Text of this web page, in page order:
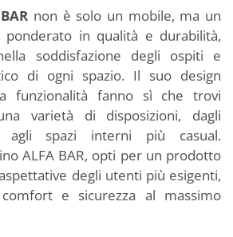
non è solo un mobile, ma un
ponderato in qualità e durabilità,
soddisfazione degli ospiti e
di ogni spazio. Il suo design
funzionalità fanno sì che trovi
varietà di disposizioni, dagli
agli spazi interni più casual.
ALFA BAR, opti per un prodotto
degli utenti più esigenti,
e sicurezza al massimo